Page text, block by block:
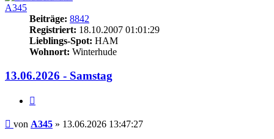
A345
Beiträge: 8842
Registriert: 18.10.2007 01:01:29
Lieblings-Spot: HAM
Wohnort: Winterhude
13.06.2026 - Samstag
Beitrag
von A345 » 13.06.2026 13:47:27